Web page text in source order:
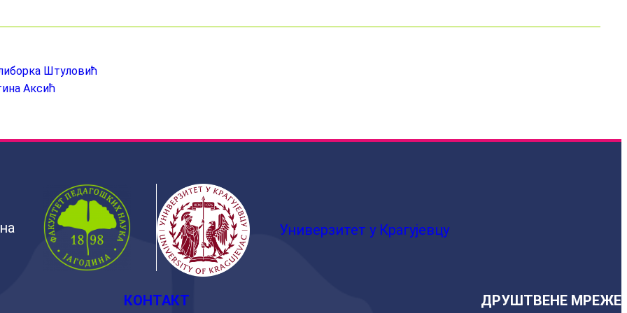
Штуловић
Аксић
Универзитет у Крагујевцу
КОНТАКТ ДРУШТВЕНЕ МРЕЖЕ